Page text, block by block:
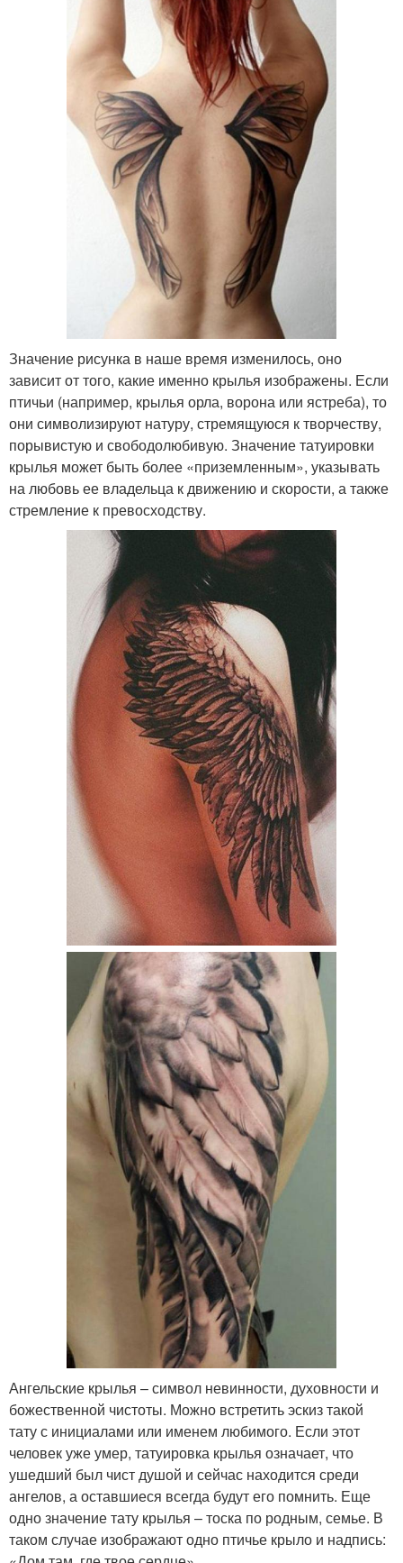
Значение рисунка в наше время изменилось, оно
зависит от того, какие именно крылья изображены. Если
птичьи (например, крылья орла, ворона или ястреба), то
они символизируют натуру, стремящуюся к творчеству,
порывистую и свободолюбивую. Значение татуировки
крылья может быть более «приземленным», указывать
на любовь ее владельца к движению и скорости, а также
стремление к превосходству.
Ангельские крылья – символ невинности, духовности и
божественной чистоты. Можно встретить эскиз такой
тату с инициалами или именем любимого. Если этот
человек уже умер, татуировка крылья означает, что
ушедший был чист душой и сейчас находится среди
ангелов, а оставшиеся всегда будут его помнить. Еще
одно значение тату крылья – тоска по родным, семье. В
таком случае изображают одно птичье крыло и надпись: